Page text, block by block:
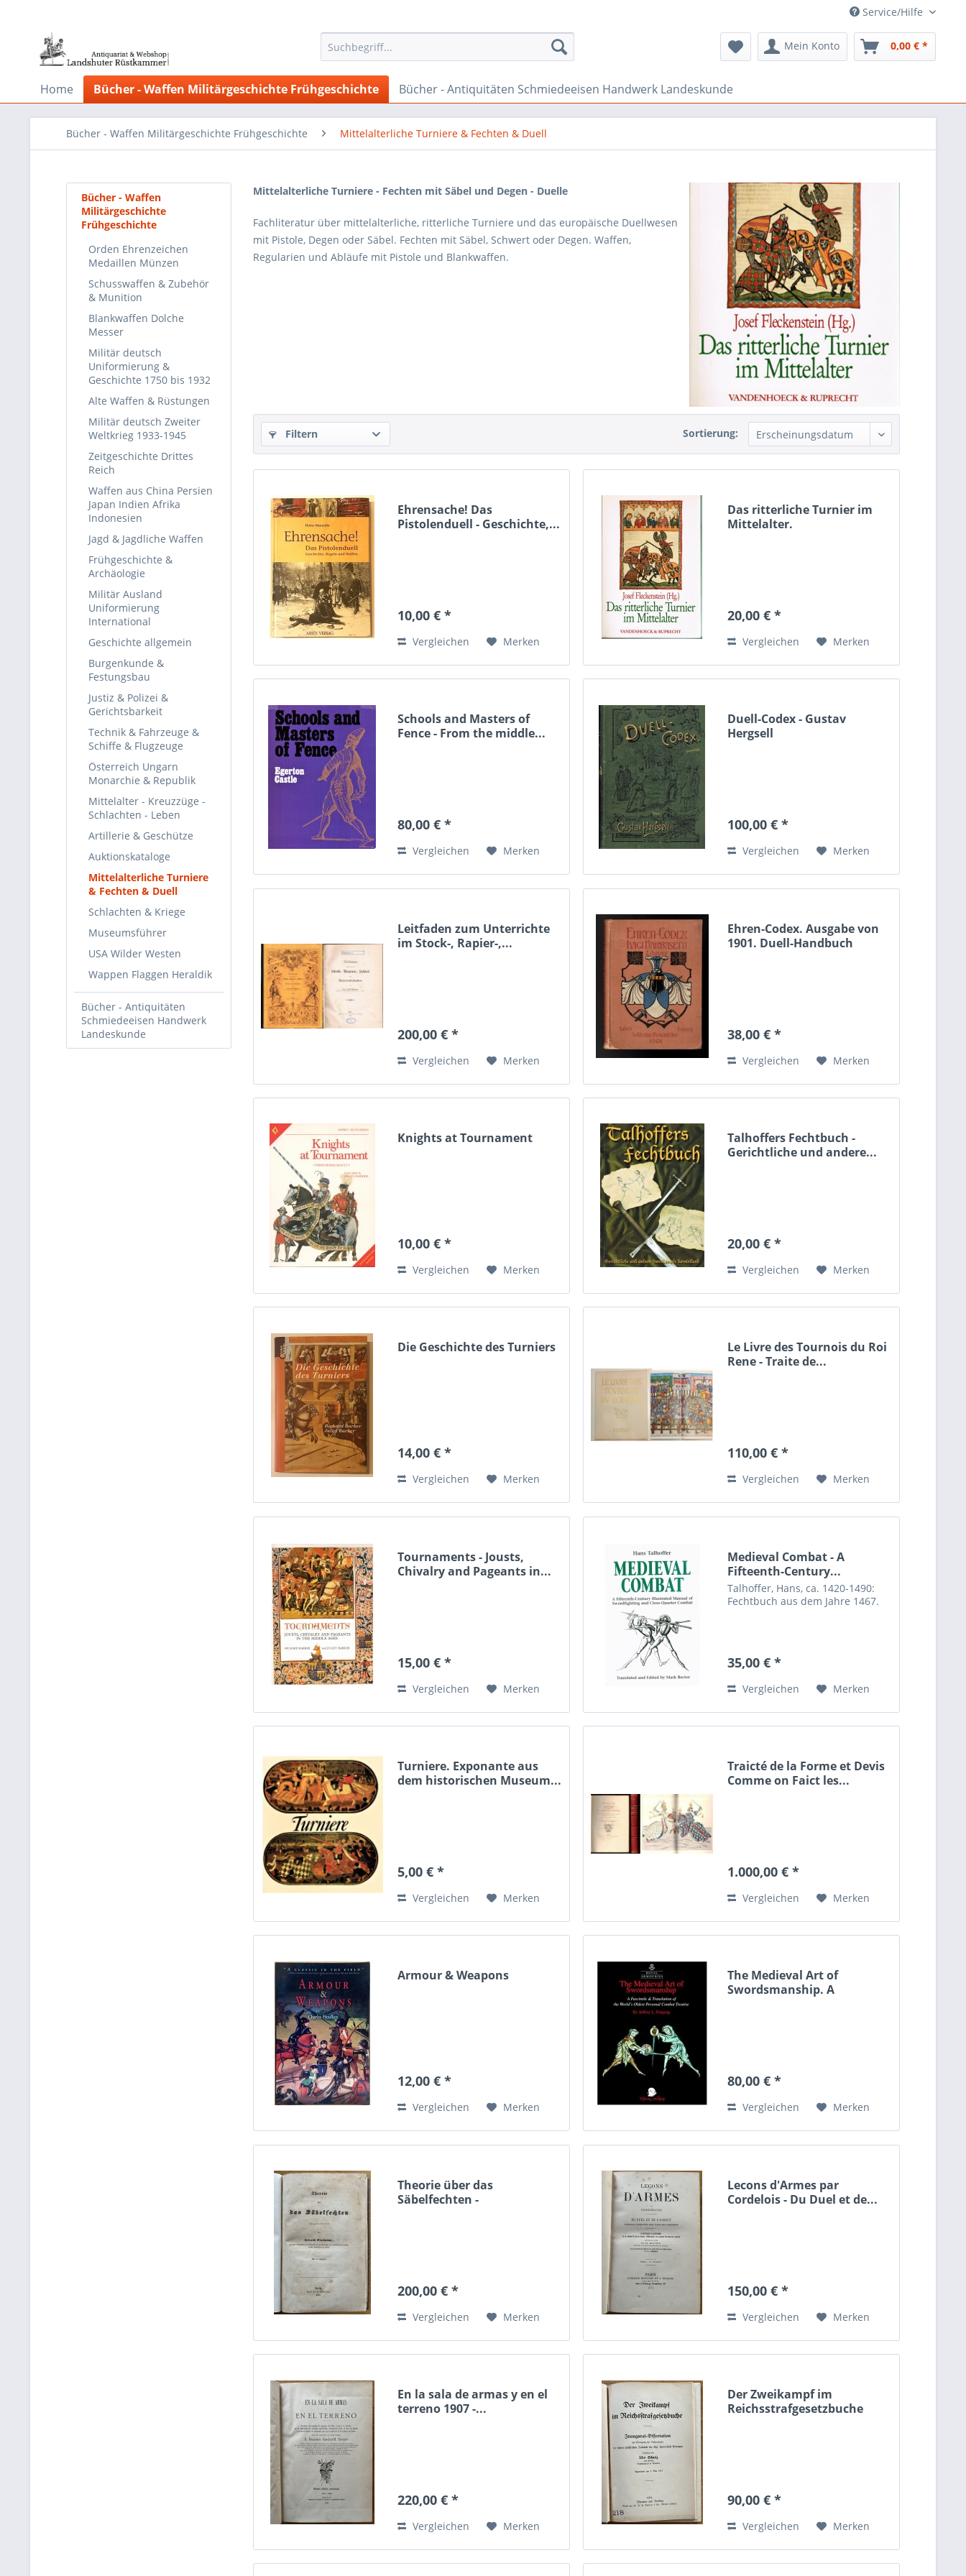
Service/Hilfe
Mein Konto 0,00 € *
Home Bücher - Waffen Militärgeschichte Frühgeschichte Bücher - Antiquitäten Schmiedeeisen Handwerk Landeskunde
Bücher - Waffen Militärgeschichte Frühgeschichte Mittelalterliche Turniere & Fechten & Duell
Bücher - Waffen
Militärgeschichte
Frühgeschichte
Orden Ehrenzeichen
Medaillen Münzen
Schusswaffen & Zubehör
& Munition
Blankwaffen Dolche
Messer
Militär deutsch
Uniformierung &
Geschichte 1750 bis 1932
Alte Waffen & Rüstungen
Militär deutsch Zweiter
Weltkrieg 1933-1945
Zeitgeschichte Drittes
Reich
Waffen aus China Persien
Japan Indien Afrika
Indonesien
Jagd & Jagdliche Waffen
Frühgeschichte &
Archäologie
Militär Ausland
Uniformierung
International
Geschichte allgemein
Burgenkunde &
Festungsbau
Justiz & Polizei &
Gerichtsbarkeit
Technik & Fahrzeuge &
Schiffe & Flugzeuge
Österreich Ungarn
Monarchie & Republik
Mittelalter - Kreuzzüge -
Schlachten - Leben
Artillerie & Geschütze
Auktionskataloge
Mittelalterliche Turniere
& Fechten & Duell
Schlachten & Kriege
Museumsführer
USA Wilder Westen
Wappen Flaggen Heraldik
Bücher - Antiquitäten
Schmiedeeisen Handwerk
Landeskunde
Mittelalterliche Turniere - Fechten mit Säbel und Degen - Duelle
Fachliteratur über mittelalterliche, ritterliche Turniere und das europäische Duellwesen
mit Pistole, Degen oder Säbel. Fechten mit Säbel, Schwert oder Degen. Waffen,
Regularien und Abläufe mit Pistole und Blankwaffen.
Filtern Sortierung:
Ehrensache! Das
Pistolenduell - Geschichte,...
10,00 € *
Vergleichen Merken
Das ritterliche Turnier im
Mittelalter.
20,00 € *
Vergleichen Merken
Schools and Masters of
Fence - From the middle...
80,00 € *
Vergleichen Merken
Duell-Codex - Gustav
Hergsell
100,00 € *
Vergleichen Merken
Leitfaden zum Unterrichte
im Stock-, Rapier-,...
200,00 € *
Vergleichen Merken
Ehren-Codex. Ausgabe von
1901. Duell-Handbuch
38,00 € *
Vergleichen Merken
Knights at Tournament
10,00 € *
Vergleichen Merken
Talhoffers Fechtbuch -
Gerichtliche und andere...
20,00 € *
Vergleichen Merken
Die Geschichte des Turniers
14,00 € *
Vergleichen Merken
Le Livre des Tournois du Roi
Rene - Traite de...
110,00 € *
Vergleichen Merken
Tournaments - Jousts,
Chivalry and Pageants in...
15,00 € *
Vergleichen Merken
Medieval Combat - A
Fifteenth-Century...
Talhoffer, Hans, ca. 1420-1490:
Fechtbuch aus dem Jahre 1467.
35,00 € *
Vergleichen Merken
Turniere. Exponante aus
dem historischen Museum...
5,00 € *
Vergleichen Merken
Traicté de la Forme et Devis
Comme on Faict les...
1.000,00 € *
Vergleichen Merken
Armour & Weapons
12,00 € *
Vergleichen Merken
The Medieval Art of
Swordsmanship. A
80,00 € *
Vergleichen Merken
Theorie über das
Säbelfechten -
200,00 € *
Vergleichen Merken
Lecons d'Armes par
Cordelois - Du Duel et de...
150,00 € *
Vergleichen Merken
En la sala de armas y en el
terreno 1907 -...
220,00 € *
Vergleichen Merken
Der Zweikampf im
Reichsstrafgesetzbuche
90,00 € *
Vergleichen Merken